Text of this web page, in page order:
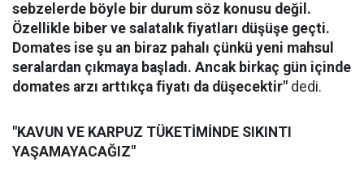
sebzelerde böyle bir durum söz konusu değil.
Özellikle biber ve salatalık fiyatları düşüşe geçti.
Domates ise şu an biraz pahalı çünkü yeni mahsul
seralardan çıkmaya başladı. Ancak birkaç gün içinde
domates arzı arttıkça fiyatı da düşecektir" dedi.
"KAVUN VE KARPUZ TÜKETİMİNDE SIKINTI
YAŞAMAYACAĞIZ"